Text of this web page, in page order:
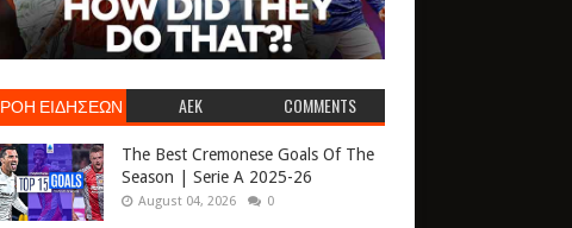
ΡΟΗ ΕΙΔΗΣΕΩΝ AEK COMMENTS
The Best Cremonese Goals Of The
Season | Serie A 2025-26
August 04, 2026 0